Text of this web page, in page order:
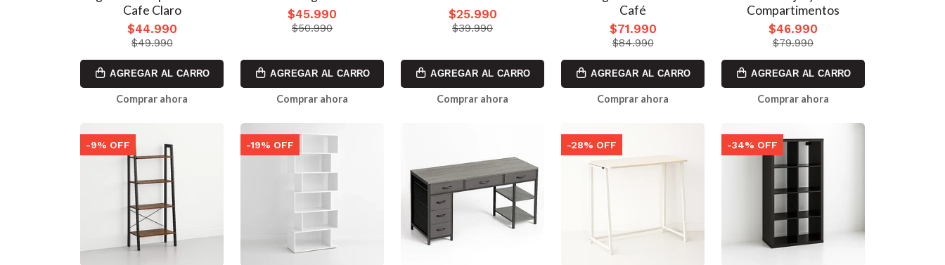
Cafe Claro
$44.990
$49.990
AGREGAR AL CARRO
Comprar ahora
$45.990
$50.990
AGREGAR AL CARRO
Comprar ahora
$25.990
$39.990
AGREGAR AL CARRO
Comprar ahora
Café
$71.990
$84.990
AGREGAR AL CARRO
Comprar ahora
Compartimentos
$46.990
$79.990
AGREGAR AL CARRO
Comprar ahora
-9% OFF -19% OFF -28% OFF -34% OFF